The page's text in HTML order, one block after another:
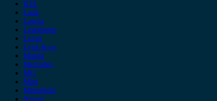
KIA
Lada
Lancia
Leapmotor
Lexus
Lynk & co
Mazda
Mercedes
MG
Mini
Mitsubishi
Nissan